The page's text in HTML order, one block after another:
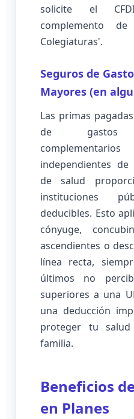
solicite el
complemento
Colegiaturas'.
Seguros de
Mayores (en
Las primas
de gastos
independientes
de salud
instituciones
deducibles. Esto
cónyuge,
ascendientes o
línea recta,
últimos no
superiores a una
una deducción
proteger tu
familia.
Beneficios
en Planes